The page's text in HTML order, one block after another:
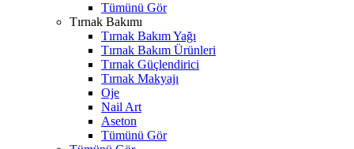
Tümünü Gör
Tırnak Bakımı
Tırnak Bakım Yağı
Tırnak Bakım Ürünleri
Tırnak Güçlendirici
Tırnak Makyajı
Oje
Nail Art
Aseton
Tümünü Gör